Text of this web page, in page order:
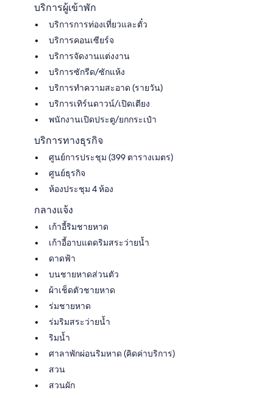
บริการผู้เข้าพัก
บริการการท่องเที่ยวและตั๋ว
บริการคอนเซียร์จ
บริการจัดงานแต่งงาน
บริการซักรีด/ซักแห้ง
บริการทำความสะอาด (รายวัน)
บริการเทิร์นดาวน์/เปิดเตียง
พนักงานเปิดประตู/ยกกระเป๋า
บริการทางธุรกิจ
ศูนย์การประชุม (399 ตารางเมตร)
ศูนย์ธุรกิจ
ห้องประชุม 4 ห้อง
กลางแจ้ง
เก้าอี้ริมชายหาด
เก้าอี้อาบแดดริมสระว่ายน้ำ
ดาดฟ้า
บนชายหาดส่วนตัว
ผ้าเช็ดตัวชายหาด
ร่มชายหาด
ร่มริมสระว่ายน้ำ
ริมน้ำ
ศาลาพักผ่อนริมหาด (คิดค่าบริการ)
สวน
สวนผัก